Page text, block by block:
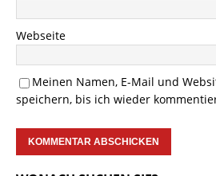
Webseite
Meinen Namen, E-Mail und
speichern, bis ich wieder